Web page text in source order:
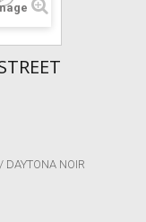
DAYTONA NOIR